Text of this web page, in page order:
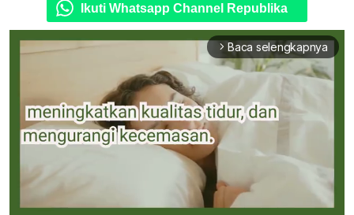
Ikuti Whatsapp Channel Republika
arrow_forward_ios Baca selengkapnya